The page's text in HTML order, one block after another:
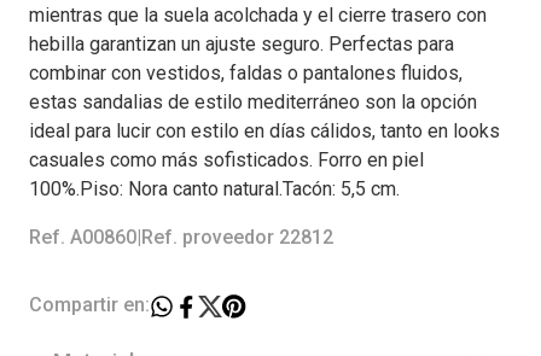
mientras que la suela acolchada y el cierre trasero con
hebilla garantizan un ajuste seguro. Perfectas para
combinar con vestidos, faldas o pantalones fluidos,
estas sandalias de estilo mediterráneo son la opción
ideal para lucir con estilo en días cálidos, tanto en looks
casuales como más sofisticados. Forro en piel
100%.Piso: Nora canto natural.Tacón: 5,5 cm.
Ref. A00860 Ref. proveedor 22812
Compartir en: